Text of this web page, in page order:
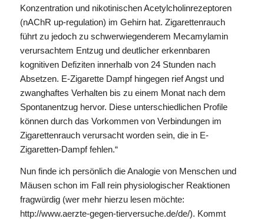
Konzentration und nikotinischen Acetylcholinrezeptoren
(nAChR up-regulation) im Gehirn hat. Zigarettenrauch
führt zu jedoch zu schwerwiegenderem Mecamylamin
verursachtem Entzug und deutlicher erkennbaren
kognitiven Defiziten innerhalb von 24 Stunden nach
Absetzen. E-Zigarette Dampf hingegen rief Angst und
zwanghaftes Verhalten bis zu einem Monat nach dem
Spontanentzug hervor. Diese unterschiedlichen Profile
können durch das Vorkommen von Verbindungen im
Zigarettenrauch verursacht worden sein, die in E-
Zigaretten-Dampf fehlen.“
Nun finde ich persönlich die Analogie von Menschen und
Mäusen schon im Fall rein physiologischer Reaktionen
fragwürdig (wer mehr hierzu lesen möchte:
http://www.aerzte-gegen-tierversuche.de/de/). Kommt